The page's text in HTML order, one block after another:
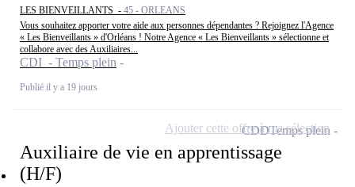
LES BIENVEILLANTS - 45 - ORLEANS
Vous souhaitez apporter votre aide aux personnes dépendantes ? Rejoignez l'Agence
« Les Bienveillants » d'Orléans ! Notre Agence « Les Bienveillants » sélectionne et
collabore avec des Auxiliaires...
CDI - Temps plein
Publié il y a 19 jours
Auxiliaire de vie en apprentissage
(H/F)
CDDTemps plein
Ajouter cette offre à ma sélection